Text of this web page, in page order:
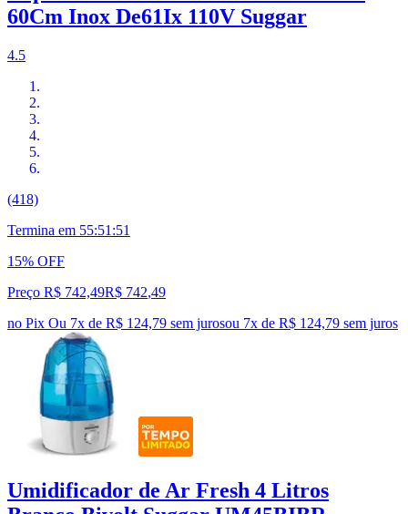
60Cm Inox De61Ix 110V Suggar
4.5
(418)
Termina em 55:51:50
15% OFF
Preço R$ 742,49R$ 742,49
no Pix Ou 7x de R$ 124,79 sem jurosou 7x de R$ 124,79 sem juros
Umidificador de Ar Fresh 4 Litros